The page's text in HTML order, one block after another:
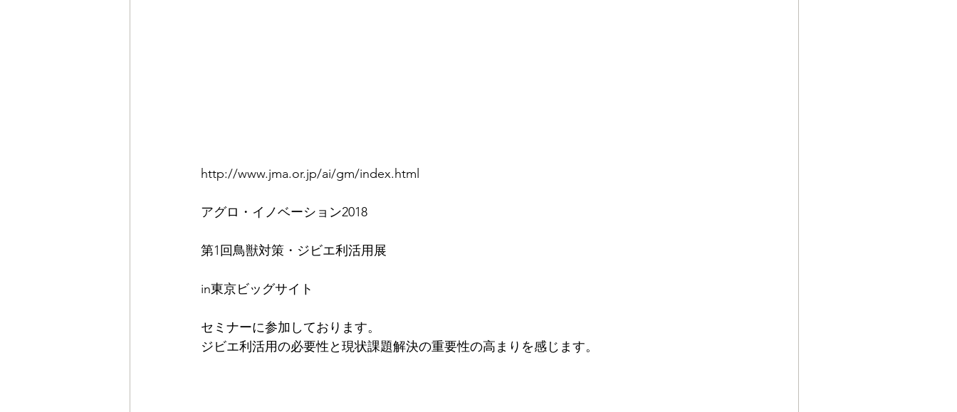
http://www.jma.or.jp/ai/gm/index.html
アグロ・イノベーション2018
第1回鳥獣対策・ジビエ利活用展
in東京ビッグサイト
セミナーに参加しております。
ジビエ利活用の必要性と現状課題解決の重要性の高まりを感じます。